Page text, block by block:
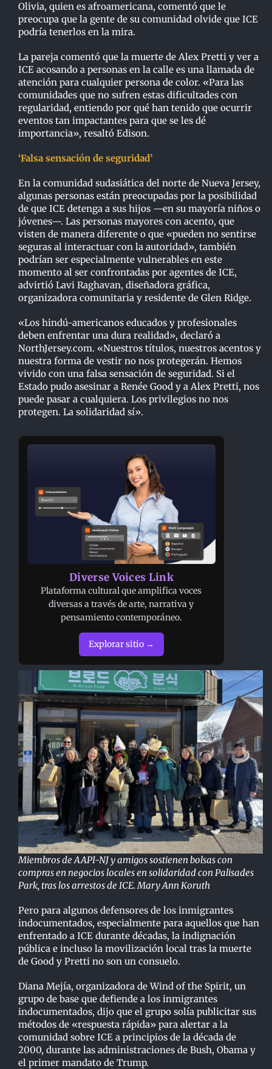
Olivia, quien es afroamericana, comentó que le
preocupa que la gente de su comunidad olvide que ICE
podría tenerlos en la mira.
La pareja comentó que la muerte de Alex Pretti y ver a
ICE acosando a personas en la calle es una llamada de
atención para cualquier persona de color. «Para las
comunidades que no sufren estas dificultades con
regularidad, entiendo por qué han tenido que ocurrir
eventos tan impactantes para que se les dé
importancia», resaltó Edison.
‘Falsa sensación de seguridad’
En la comunidad sudasiática del norte de Nueva Jersey,
algunas personas están preocupadas por la posibilidad
de que ICE detenga a sus hijos —en su mayoría niños o
jóvenes—. Las personas mayores con acento, que
visten de manera diferente o que «pueden no sentirse
seguras al interactuar con la autoridad», también
podrían ser especialmente vulnerables en este
momento al ser confrontadas por agentes de ICE,
advirtió Lavi Raghavan, diseñadora gráfica,
organizadora comunitaria y residente de Glen Ridge.
«Los hindú-americanos educados y profesionales
deben enfrentar una dura realidad», declaró a
NorthJersey.com. «Nuestros títulos, nuestros acentos y
nuestra forma de vestir no nos protegerán. Hemos
vivido con una falsa sensación de seguridad. Si el
Estado pudo asesinar a Renée Good y a Alex Pretti, nos
puede pasar a cualquiera. Los privilegios no nos
protegen. La solidaridad sí».
Diverse Voices Link
Plataforma cultural que amplifica voces
diversas a través de arte, narrativa y
pensamiento contemporáneo.
Explorar sitio →
Miembros de AAPI-NJ y amigos sostienen bolsas con
compras en negocios locales en solidaridad con Palisades
Park, tras los arrestos de ICE. Mary Ann Koruth
Pero para algunos defensores de los inmigrantes
indocumentados, especialmente para aquellos que han
enfrentado a ICE durante décadas, la indignación
pública e incluso la movilización local tras la muerte
de Good y Pretti no son un consuelo.
Diana Mejía, organizadora de Wind of the Spirit, un
grupo de base que defiende a los inmigrantes
indocumentados, dijo que el grupo solía publicitar sus
métodos de «respuesta rápida» para alertar a la
comunidad sobre ICE a principios de la década de
2000, durante las administraciones de Bush, Obama y
el primer mandato de Trump.